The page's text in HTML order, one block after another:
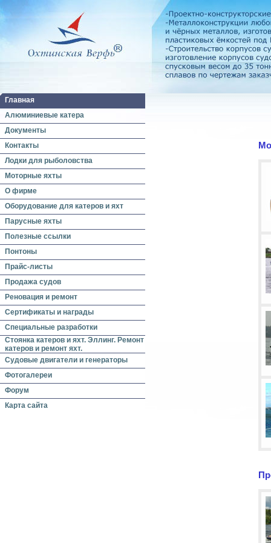
Главная
Алюминиевые катера
Документы
Контакты
Лодки для рыболовства
Моторные яхты
О фирме
Оборудование для катеров и яхт
Парусные яхты
Полезные ссылки
Понтоны
Прайс-листы
Продажа судов
Реновация и ремонт
Сертификаты и награды
Специальные разработки
Стоянка катеров и яхт. Эллинг. Ремонт
катеров и ремонт яхт.
Судовые двигатели и генераторы
Фотогалереи
Форум
Карта сайта